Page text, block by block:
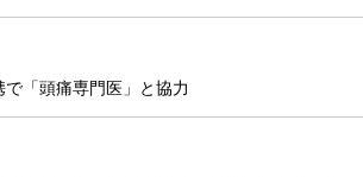
「頭痛専門医」と協力